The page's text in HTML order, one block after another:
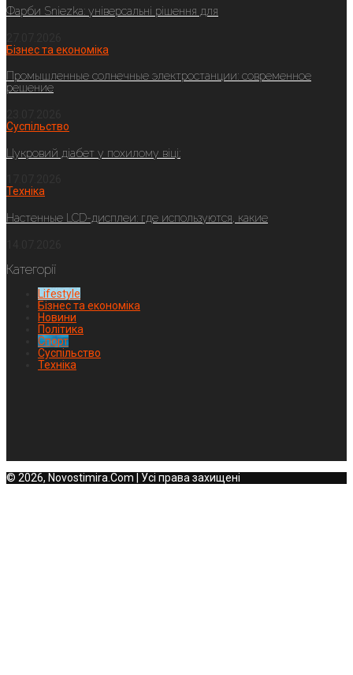
Фарби Sniezka: універсальні рішення для
Бізнес та економіка
Промышленные солнечные электростанции: современное
решение
Суспільство
Цукровий діабет у похилому віці:
Техніка
Настенные LCD-дисплеи: где используются, какие
Категорії
Lifestyle
Бізнес та економіка
Новини
Політика
Спорт
Суспільство
Техніка
© 2026, Novostimira.Com | Усі права захищені